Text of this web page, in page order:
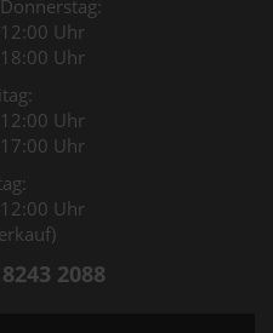
Uhr
Uhr
Uhr
Uhr
Uhr
2088